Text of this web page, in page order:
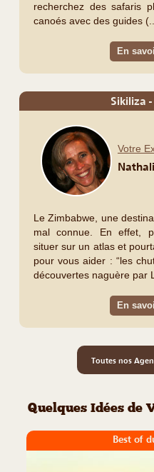
recherchez des safaris
canoés avec des guides
En
Sikiliza
Votre
Le Zimbabwe, une
mal connue. En effet,
situer sur un atlas et
pour vous aider : “les
découvertes naguère par
En
Toutes nos
Quelques Idées de
Best of